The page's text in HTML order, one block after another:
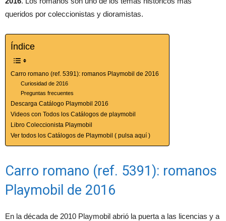
queridos por coleccionistas y dioramistas.
Índice
Carro romano (ref. 5391): romanos Playmobil de 2016
Curiosidad de 2016
Preguntas frecuentes
Descarga Catálogo Playmobil 2016
Videos con Todos los Catálogos de playmobil
Libro Coleccionista Playmobil
Ver todos los Catálogos de Playmobil ( pulsa aquí )
Carro romano (ref. 5391): romanos
Playmobil de 2016
En la década de 2010 Playmobil abrió la puerta a las licencias y a